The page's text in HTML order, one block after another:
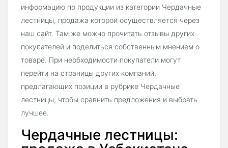
информацию по продукции из категории Чердачные
лестницы, продажа которой осуществляется через
наш сайт. Там же можно прочитать отзывы других
покупателей и поделиться собственным мнением о
товаре. При необходимости покупатели могут
перейти на страницы других компаний,
предлагающих позиции в рубрике Чердачные
лестницы, чтобы сравнить предложения и выбрать
лучшее.
Чердачные лестницы: